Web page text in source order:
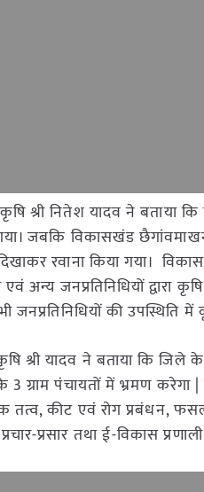
श्री नितेश यादव ने बताया
जबकि विकासखंड
रवाना किया गया।
अन्य जनप्रतिनिधियों
जनप्रतिनिधियों की उपस्थिति
श्री यादव ने बताया कि जिले
ग्राम पंचायतों में भ्रमण करेगा
कीट एवं रोग प्रबंधन,
प्रसार तथा ई-विकास